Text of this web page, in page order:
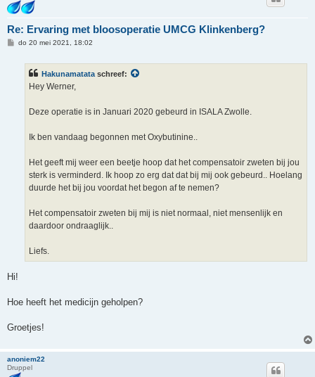
Re: Ervaring met bloosoperatie UMCG Klinkenberg?
Bdo 20 mei 2021, 18:02
Hakunamatata schreef:
Hey Werner,
Deze operatie is in Januari 2020 gebeurd in ISALA Zwolle.
Ik ben vandaag begonnen met Oxybutinine..
Het geeft mij weer een beetje hoop dat het compensatoir zweten bij jou
sterk is verminderd. Ik hoop zo erg dat dat bij mij ook gebeurd.. Hoelang
duurde het bij jou voordat het begon af te nemen?
Het compensatoir zweten bij mij is niet normaal, niet mensenlijk en
daardoor ondraaglijk..
Liefs.
Hi!
Hoe heeft het medicijn geholpen?
Groetjes!
anoniem22
Druppel